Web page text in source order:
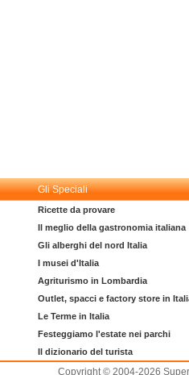
Gli Speciali
Ricette da provare
Il meglio della gastronomia italiana
Gli alberghi del nord Italia
I musei d'Italia
Agriturismo in Lombardia
Outlet, spacci e factory store in
Le Terme in Italia
Festeggiamo l'estate nei parchi
Il dizionario del turista
Copyright © 2004-2026